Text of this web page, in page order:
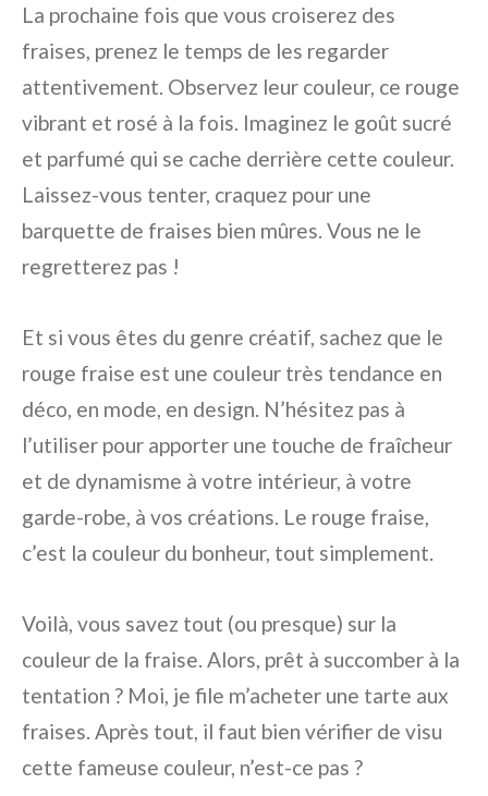
La prochaine fois que vous croiserez des
fraises, prenez le temps de les regarder
attentivement. Observez leur couleur, ce rouge
vibrant et rosé à la fois. Imaginez le goût sucré
et parfumé qui se cache derrière cette couleur.
Laissez-vous tenter, craquez pour une
barquette de fraises bien mûres. Vous ne le
regretterez pas !
Et si vous êtes du genre créatif, sachez que le
rouge fraise est une couleur très tendance en
déco, en mode, en design. N’hésitez pas à
l’utiliser pour apporter une touche de fraîcheur
et de dynamisme à votre intérieur, à votre
garde-robe, à vos créations. Le rouge fraise,
c’est la couleur du bonheur, tout simplement.
Voilà, vous savez tout (ou presque) sur la
couleur de la fraise. Alors, prêt à succomber à la
tentation ? Moi, je file m’acheter une tarte aux
fraises. Après tout, il faut bien vérifier de visu
cette fameuse couleur, n’est-ce pas ?